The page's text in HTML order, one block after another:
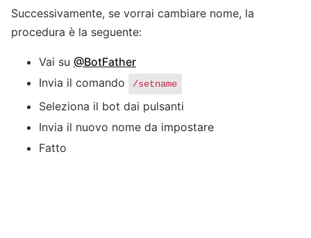
Successivamente, se vorrai cambiare nome, la
procedura è la seguente:
Vai su @BotFather
Invia il comando
/setname
Seleziona il bot dai pulsanti
Invia il nuovo nome da impostare
Fatto